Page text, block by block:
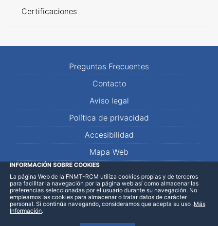
Certificaciones
Preguntas Frecuentes
Contacto
Aviso legal
Política de privacidad
Accesibilidad
Mapa Web
LinkedInFacebookWhatsApp
INFORMACIÓN SOBRE COOKIES
La página Web de la FNMT-RCM utiliza cookies propias y de terceros
para facilitar la navegación por la página web así como almacenar las
preferencias seleccionadas por el usuario durante su navegación. No
empleamos las cookies para almacenar o tratar datos de carácter
personal. Si continúa navegando, consideramos que acepta su uso .Más
Información.